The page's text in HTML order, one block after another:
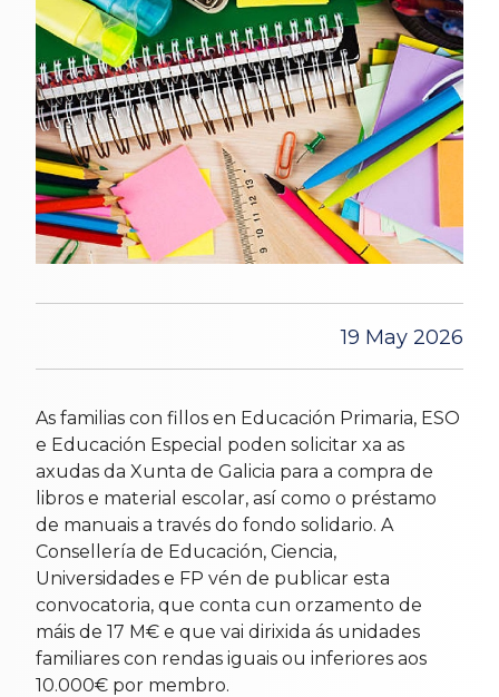
19 May 2026
As familias con fillos en Educación Primaria, ESO
e Educación Especial poden solicitar xa as
axudas da Xunta de Galicia para a compra de
libros e material escolar, así como o préstamo
de manuais a través do fondo solidario. A
Consellería de Educación, Ciencia,
Universidades e FP vén de publicar esta
convocatoria, que conta cun orzamento de
máis de 17 M€ e que vai dirixida ás unidades
familiares con rendas iguais ou inferiores aos
10.000€ por membro.